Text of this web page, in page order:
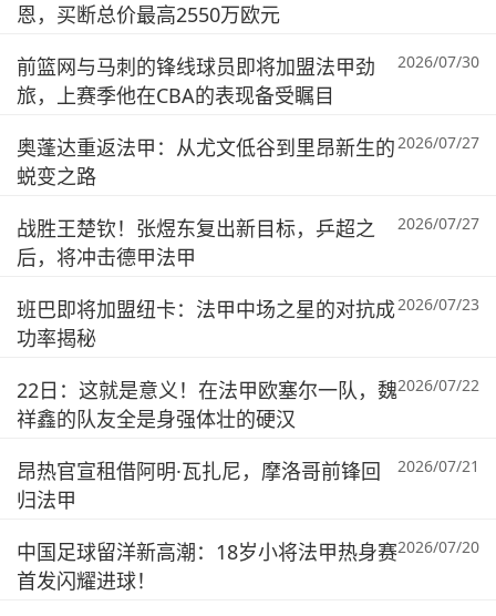
恩，买断总价最高2550万欧元
前篮网与马刺的锋线球员即将加盟法甲劲
旅，上赛季他在CBA的表现备受瞩目
2026/07/30
奥蓬达重返法甲：从尤文低谷到里昂新生的
蜕变之路
2026/07/27
战胜王楚钦！张煜东复出新目标，乒超之
后，将冲击德甲法甲
2026/07/27
班巴即将加盟纽卡：法甲中场之星的对抗成
功率揭秘
2026/07/23
22日：这就是意义！在法甲欧塞尔一队，魏
祥鑫的队友全是身强体壮的硬汉
2026/07/22
昂热官宣租借阿明·瓦扎尼，摩洛哥前锋回
归法甲
2026/07/21
中国足球留洋新高潮：18岁小将法甲热身赛
首发闪耀进球！
2026/07/20